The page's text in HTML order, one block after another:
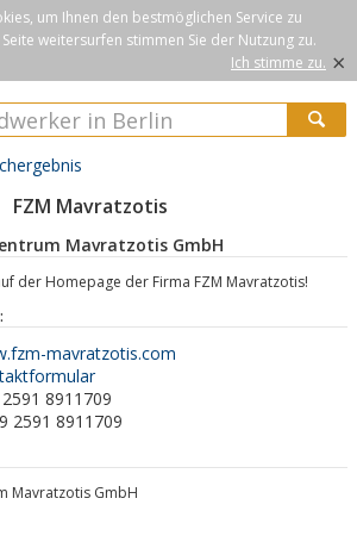
um Ihnen den bestmöglichen Service zu
weitersurfen stimmen Sie der Nutzung zu.
Ich stimme zu. ×
FZM Mavratzotis
Mavratzotis GmbH
der Homepage der Firma FZM Mavratzotis!
mavratzotis.com
8911709
2591 8911709
Mavratzotis GmbH